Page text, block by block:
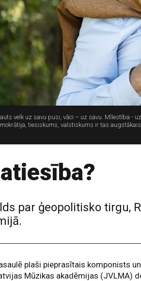
velk uz savu pusi, vāci – uz savu. Mīlestība -
tiesiskums, valstiskums ir tas
par ģeopolitisko tirgu,
plaši pieprasītais komponists
Mūzikas akadēmijas (JVLMA)